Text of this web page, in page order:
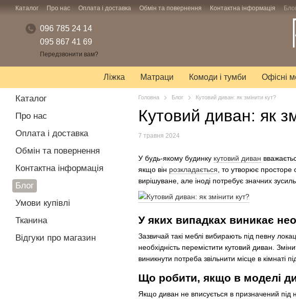
Перейти до основного контенту
Каталог Про нас Оплата і доставка Обмін та повернення Контактна інформація
096 785 24 14
095 867 41 69
Передзвонити вам?
Ліжка Матраци Комоди і тумби Офісні
Головна Блог Кутовий диван: як змінити кут?
Кутовий диван: як
7 травня 2024
У будь-якому будинку кутовий диван
якщо він розкладається, то утворює
вирішуване, але іноді потребує значних
У яких випадках виникає
Зазвичай такі меблі вибирають під певну
необхідність перемістити кутовий диван.
виникнути потреба звільнити місце в кімнаті
Що робити, якщо в моделі
Якщо диван не вписується в призначений під
Каталог
Про нас
Оплата і доставка
Обмін та повернення
Контактна інформація
Блог
Умови купівлі
Тканина
Відгуки про магазин